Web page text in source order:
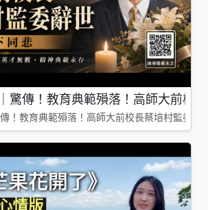
驚傳！教育典範殞落！高師大前校
！教育典範殞落！高師大前校長蔡培村監委